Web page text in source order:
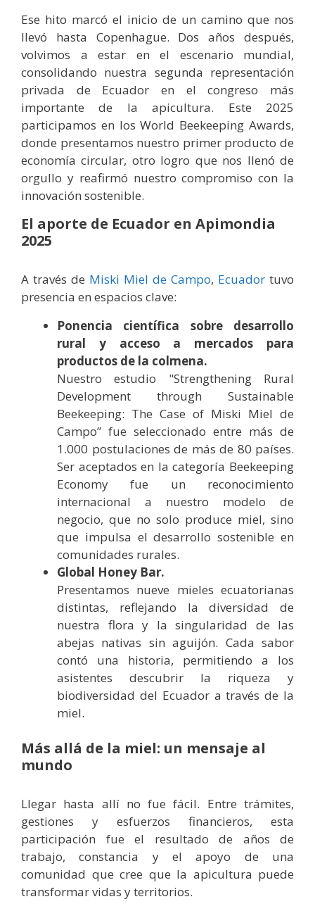
Ese hito marcó el inicio de un camino que nos
llevó hasta Copenhague. Dos años después,
volvimos a estar en el escenario mundial,
consolidando nuestra segunda representación
privada de Ecuador en el congreso más
importante de la apicultura. Este 2025
participamos en los World Beekeeping Awards,
donde presentamos nuestro primer producto de
economía circular, otro logro que nos llenó de
orgullo y reafirmó nuestro compromiso con la
innovación sostenible.
El aporte de Ecuador en Apimondia
2025
A través de Miski Miel de Campo, Ecuador tuvo
presencia en espacios clave:
Ponencia científica sobre desarrollo
rural y acceso a mercados para
productos de la colmena.
Nuestro estudio "Strengthening Rural
Development through Sustainable
Beekeeping: The Case of Miski Miel de
Campo” fue seleccionado entre más de
1.000 postulaciones de más de 80 países.
Ser aceptados en la categoría Beekeeping
Economy fue un reconocimiento
internacional a nuestro modelo de
negocio, que no solo produce miel, sino
que impulsa el desarrollo sostenible en
comunidades rurales.
Global Honey Bar.
Presentamos nueve mieles ecuatorianas
distintas, reflejando la diversidad de
nuestra flora y la singularidad de las
abejas nativas sin aguijón. Cada sabor
contó una historia, permitiendo a los
asistentes descubrir la riqueza y
biodiversidad del Ecuador a través de la
miel.
Más allá de la miel: un mensaje al
mundo
Llegar hasta allí no fue fácil. Entre trámites,
gestiones y esfuerzos financieros, esta
participación fue el resultado de años de
trabajo, constancia y el apoyo de una
comunidad que cree que la apicultura puede
transformar vidas y territorios.